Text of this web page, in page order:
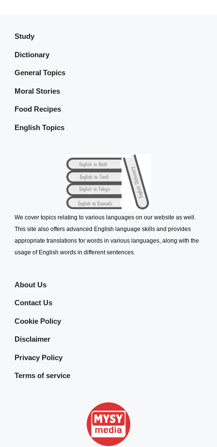
Study
Dictionary
General Topics
Moral Stories
Food Recipes
English Topics
We cover topics relating to various languages on our website as well.
This site also offers advanced English language skills and provides
appropriate translations for words in various languages, along with the
usage of English words in different sentences.
About Us
Contact Us
Cookie Policy
Disclaimer
Privacy Policy
Terms of service